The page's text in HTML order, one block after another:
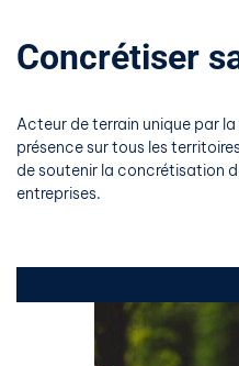
Concrétiser
Acteur de terrain unique par
présence sur tous les
de soutenir la concrétisation
entreprises.